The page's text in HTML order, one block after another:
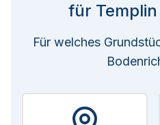
für
Für welches